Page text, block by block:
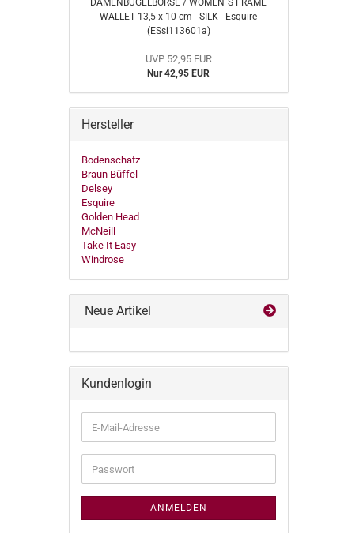
DAMENBÜGELBÖRSE / WOMEN´S FRAME
WALLET 13,5 x 10 cm - SILK - Esquire
(ESsi113601a)
UVP 52,95 EUR
Nur 42,95 EUR
Hersteller
Bodenschatz
Braun Büffel
Delsey
Esquire
Golden Head
McNeill
Take It Easy
Windrose
Neue Artikel
Kundenlogin
E-
Mail-
Adresse
Passwort
ANMELDEN